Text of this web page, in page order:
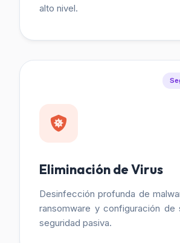
alto nivel.
Eliminación de Virus
Desinfección profunda de
ransomware y configuración de
seguridad pasiva.